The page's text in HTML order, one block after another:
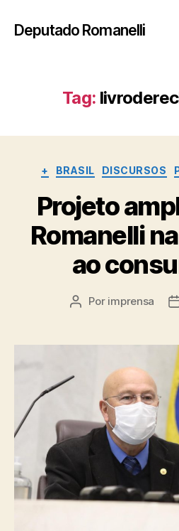
Deputado Romanelli
Tag:
+ BRASIL DISCURSOS
Projeto
Romanelli
ao
Autor
Por imprensa